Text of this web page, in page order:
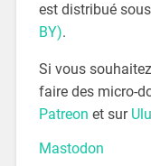
est distribué
BY).
Si vous
faire des micro-
Patreon et sur
Mastodon